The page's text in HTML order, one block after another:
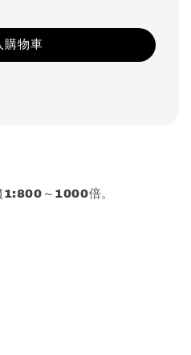
購物車
～1000倍。